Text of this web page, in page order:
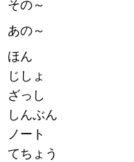
その～
あの～
ほん
じしょ
ざっし
しんぶん
ノート
てちょう